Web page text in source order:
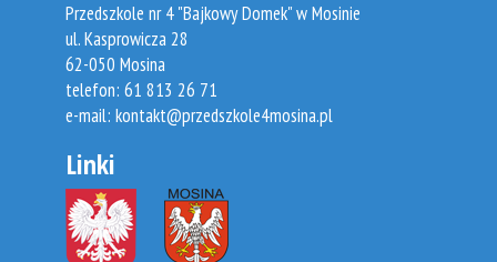
Przedszkole nr 4 "Bajkowy Domek" w Mosinie
ul. Kasprowicza 28
62-050 Mosina
telefon: 61 813 26 71
e-mail: kontakt@przedszkole4mosina.pl
Linki